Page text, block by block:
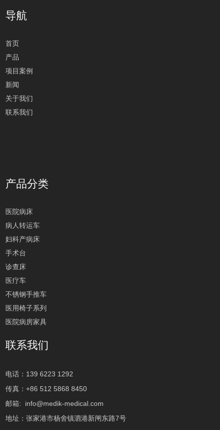
导航
首页
产品
项目案例
新闻
关于我们
联系我们
产品分类
医院病床
病人转运车
妇科产病床
手术台
诊查床
医疗车
不锈钢手推车
医用椅子系列
医院病房家具
联系我们
电话：139 6223 1292
传真：+86 512 5868 8450
邮箱: info@medik-medical.com
地址：张家港市杨舍镇泗港新闸东路7号